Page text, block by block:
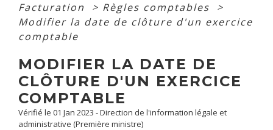
Facturation
> Règles comptables
>
Modifier la date de clôture d'un exercice
comptable
MODIFIER LA DATE DE
CLÔTURE D'UN EXERCICE
COMPTABLE
Vérifié le 01 Jan 2023 - Direction de l'information légale et
administrative (Première ministre)